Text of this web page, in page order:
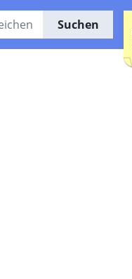
Suchen